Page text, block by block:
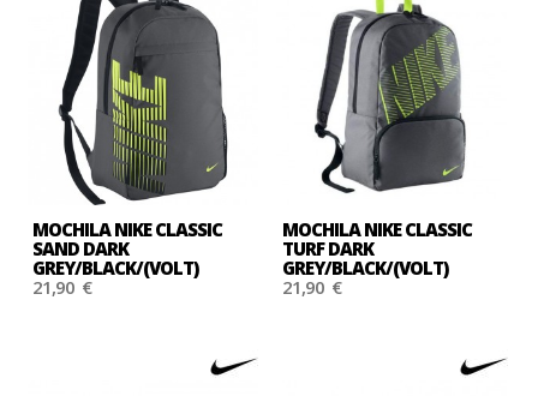
MOCHILA NIKE CLASSIC
SAND DARK
GREY/BLACK/(VOLT)
21,90 €
MOCHILA NIKE CLASSIC
TURF DARK
GREY/BLACK/(VOLT)
21,90 €